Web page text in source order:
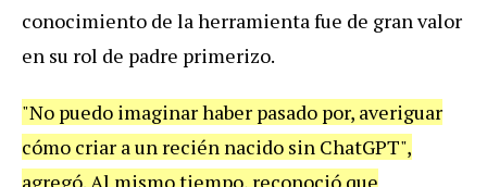
conocimiento de la herramienta fue de gran valor
en su rol de padre primerizo.
"No puedo imaginar haber pasado por, averiguar
cómo criar a un recién nacido sin ChatGPT",
agregó. Al mismo tiempo, reconoció que